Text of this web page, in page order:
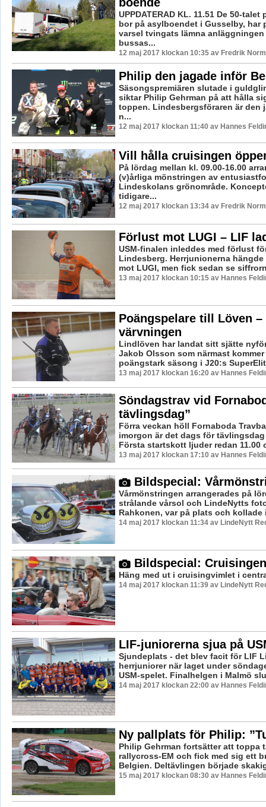
UPPDATERAD KL. 11.51 De 50-talet
bor på asylboendet i Gusselby, har
varsel tvingats lämna
bussas...
12 maj 2017 klockan 10:35 av Fredrik
Philip den jagade inför
Säsongspremiären slutade i
siktar Philip Gehrman på att hålla
toppen. Lindesbergsföraren är den
n...
12 maj 2017 klockan 11:40 av Hannes
Vill hålla cruisingen
På lördag mellan kl. 09.00-16.00
(v)årliga mönstringen av
Lindeskolans grönområde.
tidigare...
12 maj 2017 klockan 13:34 av Fredrik
Förlust mot LUGI – LIF
USM-finalen inleddes med förlust
Lindesberg. Herrjunionerna
mot LUGI, men fick sedan se
13 maj 2017 klockan 10:15 av Hannes
Poängspelare till Löven –
värvningen
Lindlöven har landat sitt sjätte
Jakob Olsson som närmast
poängstark säsong i J20:s
13 maj 2017 klockan 16:20 av Hannes
Söndagstrav vid
tävlingsdag”
Förra veckan höll Fornaboda
imorgon är det dags för tävlingsdag
Första startskott ljuder redan 11.00
13 maj 2017 klockan 17:10 av Hannes
Bildspecial:
Vårmönstringen arrangerades på
strålande vårsol och LindeNytts
Rahkonen, var på plats och kollade
14 maj 2017 klockan 11:34 av LindeNytt
Bildspecial: Cruisingen
Häng med ut i cruisingvimlet i
14 maj 2017 klockan 11:39 av LindeNytt
LIF-juniorerna sjua på
Sjundeplats - det blev facit för LIF
herrjuniorer när laget under
USM-spelet. Finalhelgen i Malmö
14 maj 2017 klockan 22:00 av Hannes
Ny pallplats för Philip:
Philip Gehrman fortsätter att toppa
rallycross-EM och fick med sig ett
Belgien. Deltävlingen började
15 maj 2017 klockan 08:30 av Hannes